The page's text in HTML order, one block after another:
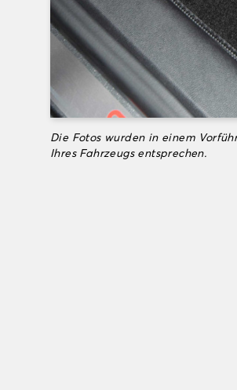
Die Fotos wurden in einem
Ihres Fahrzeugs entsprechen.